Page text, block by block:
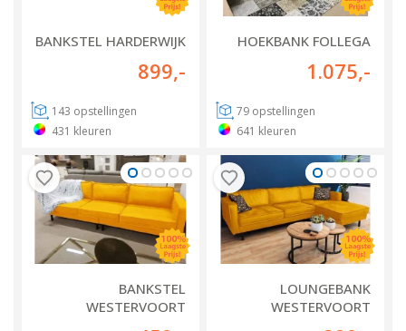
BANKSTEL HARDERWIJK
899,-
143 opstellingen
431 kleuren
HOEKBANK FOLLEGA
1.075,-
79 opstellingen
641 kleuren
BANKSTEL
WESTERVOORT
LOUNGEBANK
WESTERVOORT